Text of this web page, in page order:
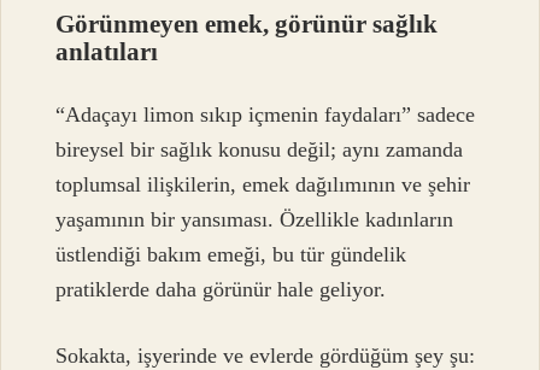
Görünmeyen emek, görünür sağlık
anlatıları
“Adaçayı limon sıkıp içmenin faydaları” sadece
bireysel bir sağlık konusu değil; aynı zamanda
toplumsal ilişkilerin, emek dağılımının ve şehir
yaşamının bir yansıması. Özellikle kadınların
üstlendiği bakım emeği, bu tür gündelik
pratiklerde daha görünür hale geliyor.
Sokakta, işyerinde ve evlerde gördüğüm şey şu: